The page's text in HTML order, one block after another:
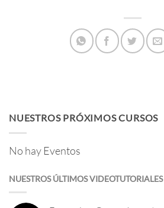
NUESTROS PRÓXIMOS CURSOS
No hay Eventos
NUESTROS ÚLTIMOS VIDEOTUTORIALES